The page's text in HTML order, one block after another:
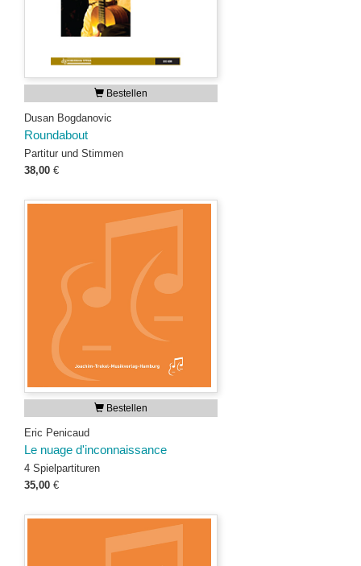
Bestellen
Dusan Bogdanovic
Roundabout
Partitur und Stimmen
38,00 €
Bestellen
Eric Penicaud
Le nuage d'inconnaissance
4 Spielpartituren
35,00 €